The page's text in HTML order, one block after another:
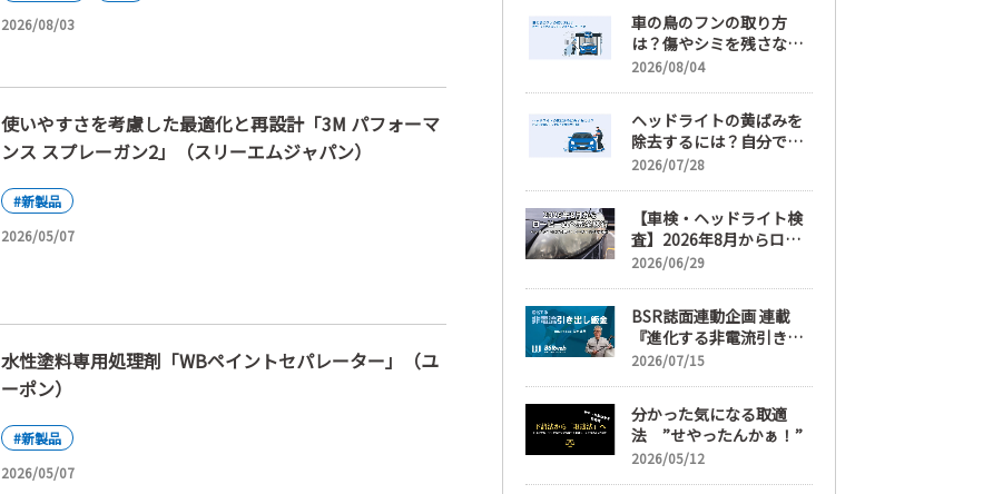
2026/08/03
使いやすさを考慮した最適化と再設計「3M パフォーマ
ンス スプレーガン2」（スリーエムジャパン）
#新製品
2026/05/07
水性塗料専用処理剤「WBペイントセパレーター」（ユ
ーポン）
#新製品
2026/05/07
車の鳥のフンの取り方
は？傷やシミを残さない
正しい落とし方と予防策
2026/08/04
ヘッドライトの黄ばみを
除去するには？自分で綺
麗にする手順と業者費用
2026/07/28
【車検・ヘッドライト検
査】2026年8月からロー
ビームへ完全移行、ヘッ
ーティングも重要に
2026/06/29
BSR誌面連動企画 連載
『進化する非電流引き出
し鈑金』【目次】
2026/07/15
分かった気になる取適
法 ”せやったんかぁ！”
2026/05/12